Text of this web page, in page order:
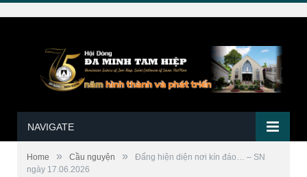
NAVIGATE
Home » Cầu nguyện »
Đấng hiện diện nơi kín đáo… – SN
ngày 17.06.2026